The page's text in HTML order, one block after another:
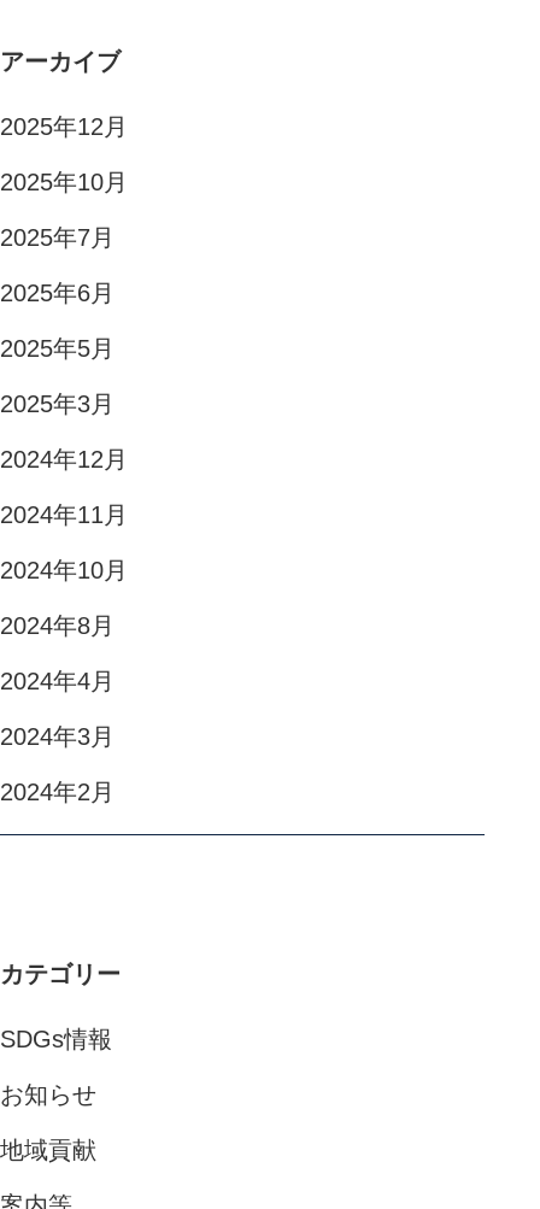
アーカイブ
2025年12月
2025年10月
2025年7月
2025年6月
2025年5月
2025年3月
2024年12月
2024年11月
2024年10月
2024年8月
2024年4月
2024年3月
2024年2月
カテゴリー
SDGs情報
お知らせ
地域貢献